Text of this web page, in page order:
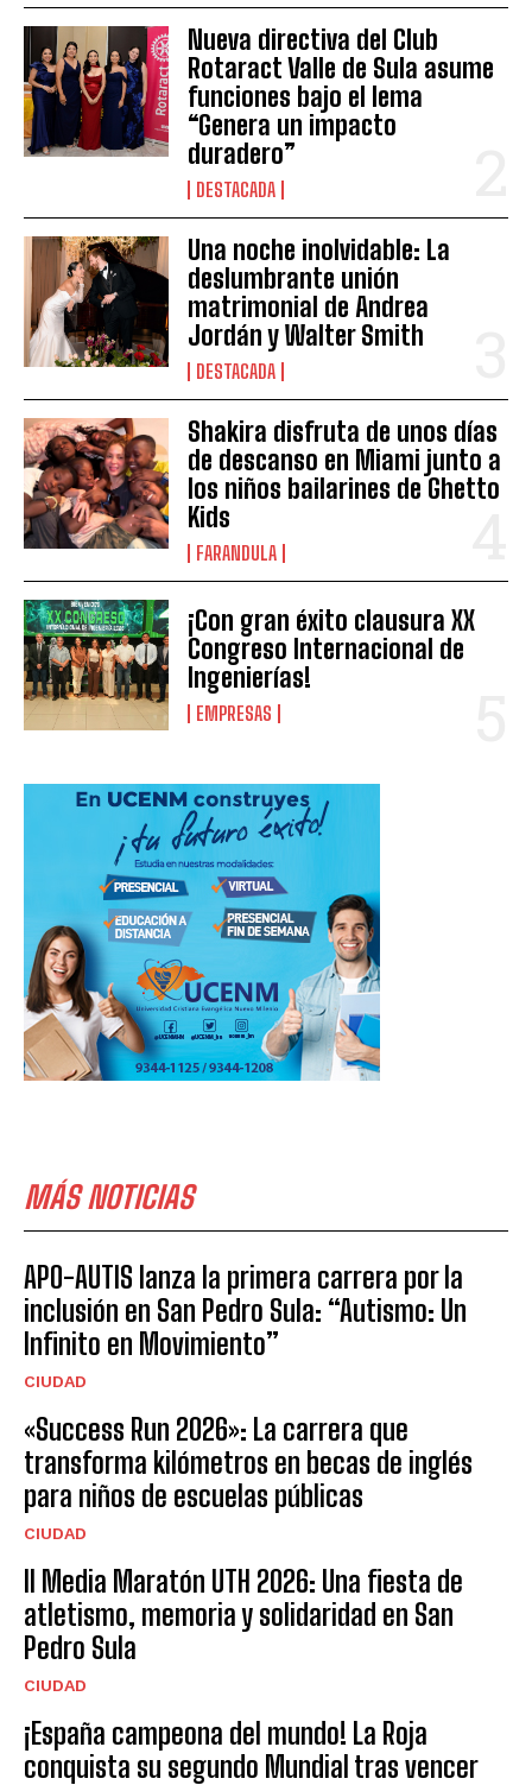
Nueva directiva del Club
Rotaract Valle de Sula asume
funciones bajo el lema
“Genera un impacto
duradero”
DESTACADA
Una noche inolvidable: La
deslumbrante unión
matrimonial de Andrea
Jordán y Walter Smith
DESTACADA
Shakira disfruta de unos días
de descanso en Miami junto a
los niños bailarines de Ghetto
Kids
FARANDULA
¡Con gran éxito clausura XX
Congreso Internacional de
Ingenierías!
EMPRESAS
MÁS NOTICIAS
APO-AUTIS lanza la primera carrera por la
inclusión en San Pedro Sula: “Autismo: Un
Infinito en Movimiento”
CIUDAD
«Success Run 2026»: La carrera que
transforma kilómetros en becas de inglés
para niños de escuelas públicas
CIUDAD
II Media Maratón UTH 2026: Una fiesta de
atletismo, memoria y solidaridad en San
Pedro Sula
CIUDAD
¡España campeona del mundo! La Roja
conquista su segundo Mundial tras vencer